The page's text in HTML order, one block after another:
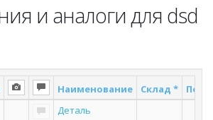
и аналоги для dsd
Наименование Склад *
Деталь